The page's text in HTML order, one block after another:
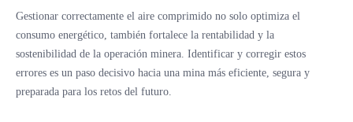
Gestionar correctamente el aire comprimido no solo optimiza el
consumo energético, también fortalece la rentabilidad y la
sostenibilidad de la operación minera. Identificar y corregir estos
errores es un paso decisivo hacia una mina más eficiente, segura y
preparada para los retos del futuro.